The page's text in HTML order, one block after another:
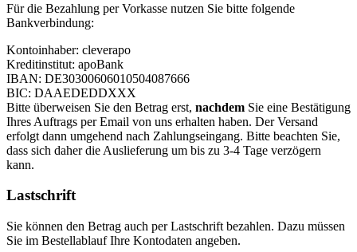
Für die Bezahlung per Vorkasse nutzen Sie bitte folgende
Bankverbindung:
Kontoinhaber: cleverapo
Kreditinstitut: apoBank
IBAN: DE30300606010504087666
BIC: DAAEDEDDXXX
Bitte überweisen Sie den Betrag erst, nachdem Sie eine Bestätigung
Ihres Auftrags per Email von uns erhalten haben. Der Versand
erfolgt dann umgehend nach Zahlungseingang. Bitte beachten Sie,
dass sich daher die Auslieferung um bis zu 3-4 Tage verzögern
kann.
Lastschrift
Sie können den Betrag auch per Lastschrift bezahlen. Dazu müssen
Sie im Bestellablauf Ihre Kontodaten angeben.